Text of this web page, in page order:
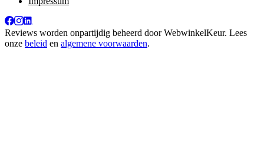
Reviews worden onpartijdig beheerd doorWebwinkelKeur. Lees
onze beleid en algemene voorwaarden.